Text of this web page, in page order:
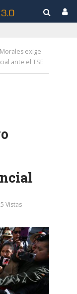
exige
ante el TSE
Vistas